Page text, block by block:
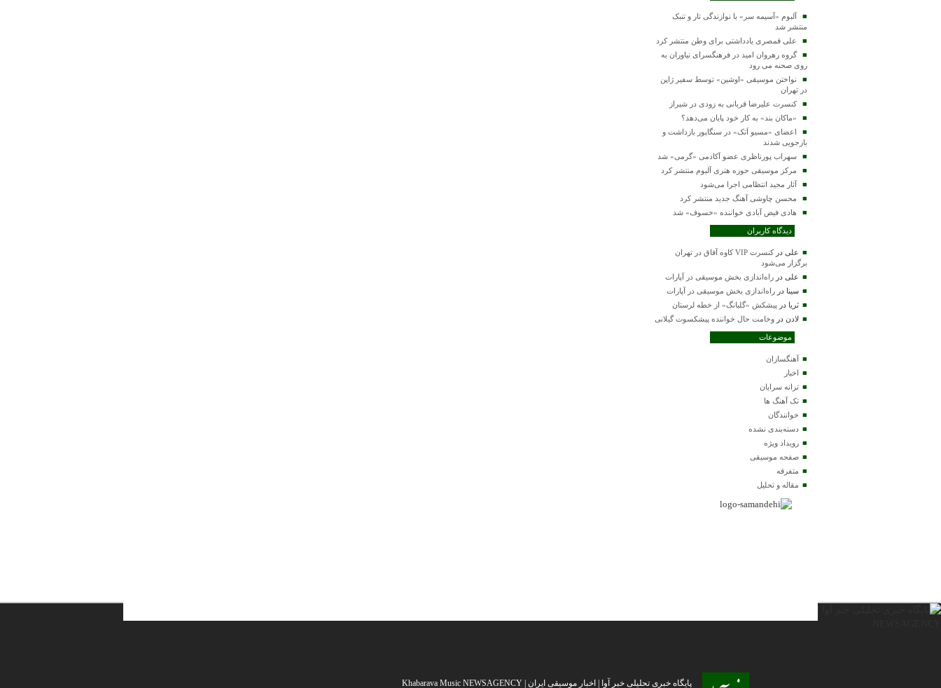
آلبوم «آسیمه سر» با نوازندگی تار و تنبک
منتشر شد
علی قمصری یادداشتی برای وطن منتشر کرد
گروه رهروان امید در فرهنگسرای نیاوران به
روی صحنه می رود
نواختن موسیقی «اوشین» توسط سفیر ژاپن
در تهران
کنسرت علیرضا قربانی به زودی در شیراز
«ماکان بند» به کار خود پایان می‌دهد؟
اعضای «مسیو اَتک» در سنگاپور بازداشت و
بازجویی شدند
سهراب پورناظری عضو آکادمی «گرمی» شد
مرکز موسیقی حوزه هنری آلبوم منتشر کرد
آثار مجید انتظامی اجرا می‌شود
محسن چاوشی آهنگ جدید منتشر کرد
هادی فیض آبادی خواننده «خسوف» شد
دیدگاه کاربران
علی در
کنسرت VIP کاوه آفاق در تهران
برگزار می‌شود
علی در راه‌اندازی بخش موسیقی در آپارات
سینا در راه‌اندازی بخش موسیقی در آپارات
ثریا در پیشکش «گلبانگ» از خطه لرستان
لادن در وخامت حال خواننده پیشکسوت گیلانی
موضوعات
آهنگسازان
اخبار
ترانه سرایان
تک آهنگ ها
خوانندگان
دسته‌بندی نشده
رویداد ویژه
صفحه موسیقی
متفرقه
مقاله و تحلیل
پایگاه خبری تحلیلی خبر آوا | اخبار موسیقی ایران | Khabarava Music NEWSAGENCY